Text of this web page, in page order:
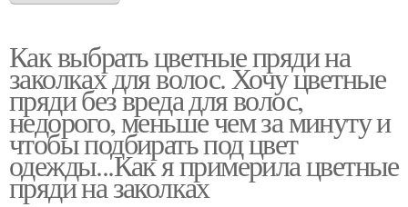
Как выбрать цветные пряди на
заколках для волос. Хочу цветные
пряди без вреда для волос,
недорого, меньше чем за минуту и
чтобы подбирать под цвет
одежды...Как я примерила цветные
пряди на заколках